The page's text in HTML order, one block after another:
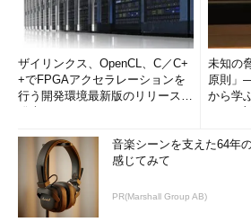
ザイリンクス、OpenCL、C／C+
+でFPGAアクセラレーションを
行う開発環境最新版のリリースを
未知の
原則」
から学
音楽シーンを支えた64年
感じてみて
PR(Marshall Group AB)